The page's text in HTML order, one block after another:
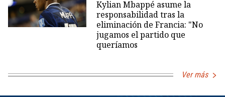
Kylian Mbappé asume la
responsabilidad tras la
eliminación de Francia: "No
jugamos el partido que
queríamos
Ver más